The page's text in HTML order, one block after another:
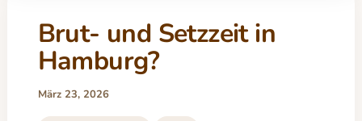
Brut- und Setzzeit in
Hamburg?
März 23, 2026